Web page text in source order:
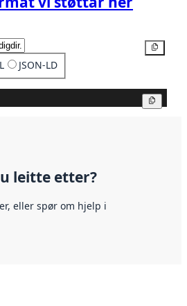
JSON-LD
leitte etter?
eller spør om hjelp i